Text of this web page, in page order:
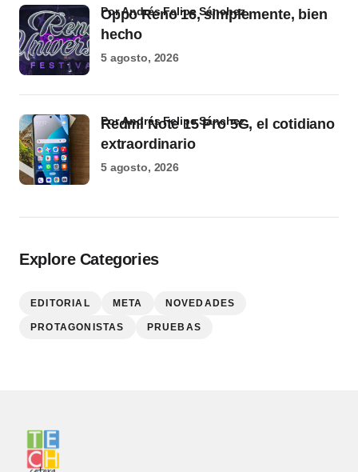
Oppo Reno 16, simplemente, bien
hecho
por Andrés Felipe Sánchez
5 agosto, 2026
Redmi Note 15 Pro 5G, el cotidiano
extraordinario
por Andrés Felipe Sánchez
5 agosto, 2026
Explore Categories
EDITORIAL META NOVEDADES
PROTAGONISTAS PRUEBAS